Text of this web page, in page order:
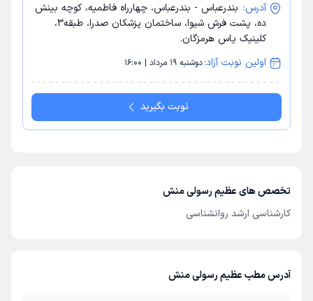
آدرس: بندرعباس - بندرعباس، چهارراه فاطمیه، کوچه بینش
ده، پشت فرش شیوا، ساختمان پزشکان صدرا، طبقه3،
کلینیک یاس هرمزگان.
اولین نوبت آزاد:دوشنبه 19 مرداد | 16:00
نوبت بگیرید
تخصص های عظیم رسولی منش
کارشناسی ارشد روانشناسی
آدرس مطب عظیم رسولی منش